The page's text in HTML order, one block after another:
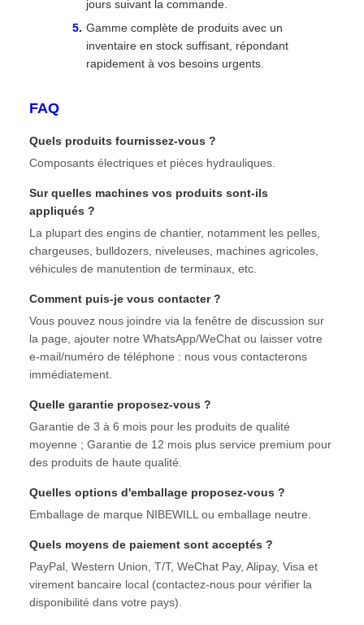
jours suivant la commande.
Gamme complète de produits avec un
inventaire en stock suffisant, répondant
rapidement à vos besoins urgents.
FAQ
Quels produits fournissez-vous ?
Composants électriques et pièces hydrauliques.
Sur quelles machines vos produits sont-ils
appliqués ?
La plupart des engins de chantier, notamment les pelles,
chargeuses, bulldozers, niveleuses, machines agricoles,
véhicules de manutention de terminaux, etc.
Comment puis-je vous contacter ?
Vous pouvez nous joindre via la fenêtre de discussion sur
la page, ajouter notre WhatsApp/WeChat ou laisser votre
e-mail/numéro de téléphone : nous vous contacterons
immédiatement.
Quelle garantie proposez-vous ?
Garantie de 3 à 6 mois pour les produits de qualité
moyenne ; Garantie de 12 mois plus service premium pour
des produits de haute qualité.
Quelles options d'emballage proposez-vous ?
Emballage de marque NIBEWILL ou emballage neutre.
Quels moyens de paiement sont acceptés ?
PayPal, Western Union, T/T, WeChat Pay, Alipay, Visa et
virement bancaire local (contactez-nous pour vérifier la
disponibilité dans votre pays).